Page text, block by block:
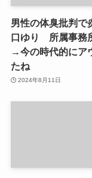
男性の体臭批判で
口ゆり 所属事務
→今の時代的にア
たね
2024年8月11日